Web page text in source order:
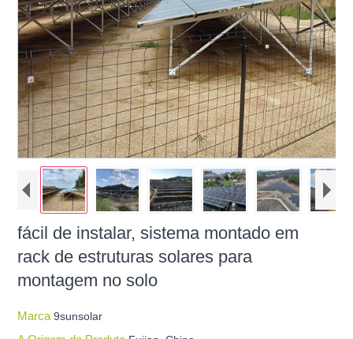
fácil de instalar, sistema montado em
rack de estruturas solares para
montagem no solo
Marca9sunsolar